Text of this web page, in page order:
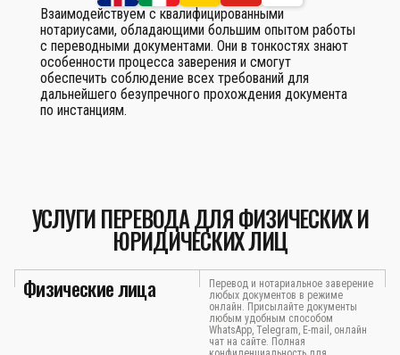
Взаимодействуем с квалифицированными
нотариусами, обладающими большим опытом работы
с переводными документами. Они в тонкостях знают
особенности процесса заверения и смогут
обеспечить соблюдение всех требований для
дальнейшего безупречного прохождения документа
по инстанциям.
УСЛУГИ ПЕРЕВОДА ДЛЯ ФИЗИЧЕСКИХ И
ЮРИДИЧЕСКИХ ЛИЦ
Физические лица
Перевод и нотариальное заверение
любых документов в режиме
онлайн. Присылайте документы
любым удобным способом
WhatsApp, Telegram, E-mail, онлайн
чат на сайте. Полная